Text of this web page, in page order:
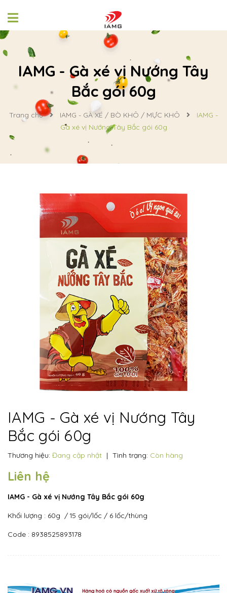
IAMG - Gà xé vị Nướng Tây
Bắc gói 60g
Trang chủ IAMG - GÀ XÉ / BÒ KHÔ / MỰC KHÔ
IAMG -
Gà xé vị Nướng Tây Bắc gói 60g
IAMG - Gà xé vị Nướng Tây
Bắc gói 60g
Thương hiệu: Đang cập nhật | Tình trạng: Còn hàng
Liên hệ
IAMG - Gà xé vị Nướng Tây Bắc gói 60g
Khối lượng : 60g / 15 gói/lốc / 6 lốc/thùng
Code : 8938525893178